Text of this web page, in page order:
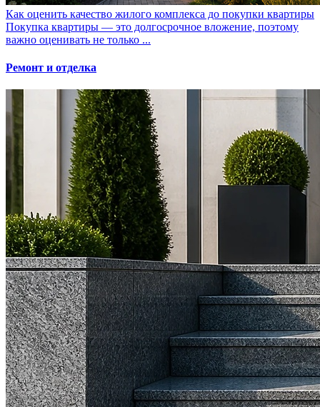
Как оценить качество жилого комплекса до покупки квартиры
Покупка квартиры — это долгосрочное вложение, поэтому
важно оценивать не только ...
Ремонт и отделка